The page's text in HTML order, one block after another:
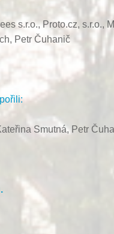
s.r.o.,Proto.cz, s.r.o.,
Petr Čuhanič
Smutná, Petr